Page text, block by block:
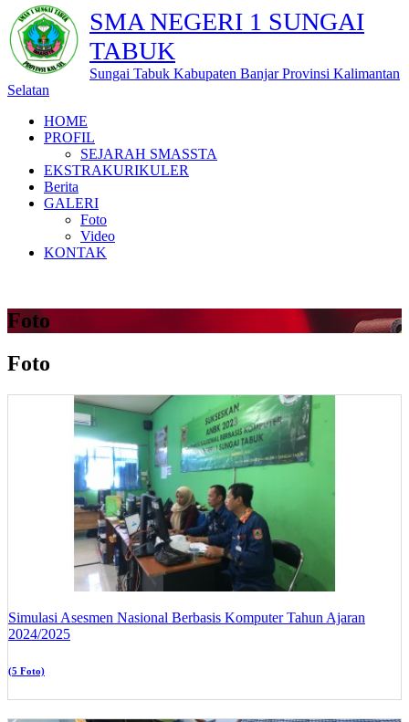
SMA NEGERI 1 SUNGAI
TABUK
Sungai Tabuk Kabupaten Banjar Provinsi Kalimantan
Selatan
HOME
PROFIL
SEJARAH SMASSTA
EKSTRAKURIKULER
Berita
GALERI
Foto
Video
KONTAK
Foto
Foto
Simulasi Asesmen Nasional Berbasis Komputer Tahun Ajaran
2024/2025
(5 Foto)